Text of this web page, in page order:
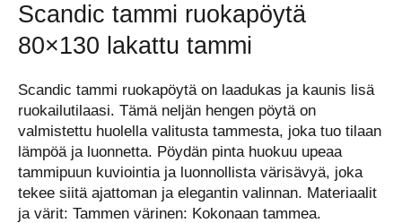
Scandic tammi ruokapöytä
80×130 lakattu tammi
Scandic tammi ruokapöytä on laadukas ja kaunis lisä
ruokailutilaasi. Tämä neljän hengen pöytä on
valmistettu huolella valitusta tammesta, joka tuo tilaan
lämpöä ja luonnetta. Pöydän pinta huokuu upeaa
tammipuun kuviointia ja luonnollista värisävyä, joka
tekee siitä ajattoman ja elegantin valinnan. Materiaalit
ja värit: Tammen värinen: Kokonaan tammea.